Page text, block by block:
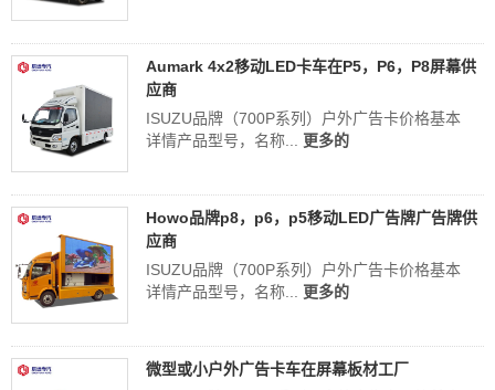
Aumark 4x2移动LED卡车在P5，P6，P8屏幕供
应商
ISUZU品牌（700P系列）户外广告卡价格基本
详情产品型号，名称... 更多的
Howo品牌p8，p6，p5移动LED广告牌广告牌供
应商
ISUZU品牌（700P系列）户外广告卡价格基本
详情产品型号，名称... 更多的
微型或小户外广告卡车在屏幕板材工厂